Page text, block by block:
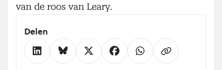
van de roos van Leary.
Delen